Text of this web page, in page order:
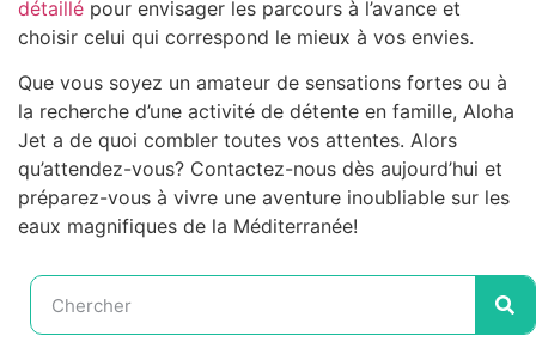
détaillé pour envisager les parcours à l’avance et
choisir celui qui correspond le mieux à vos envies.
Que vous soyez un amateur de sensations fortes ou à
la recherche d’une activité de détente en famille, Aloha
Jet a de quoi combler toutes vos attentes. Alors
qu’attendez-vous? Contactez-nous dès aujourd’hui et
préparez-vous à vivre une aventure inoubliable sur les
eaux magnifiques de la Méditerranée!